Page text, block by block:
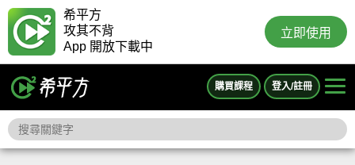
希平方
攻其不背
App 開放下載中
立即使用
購買課程 登入/註冊